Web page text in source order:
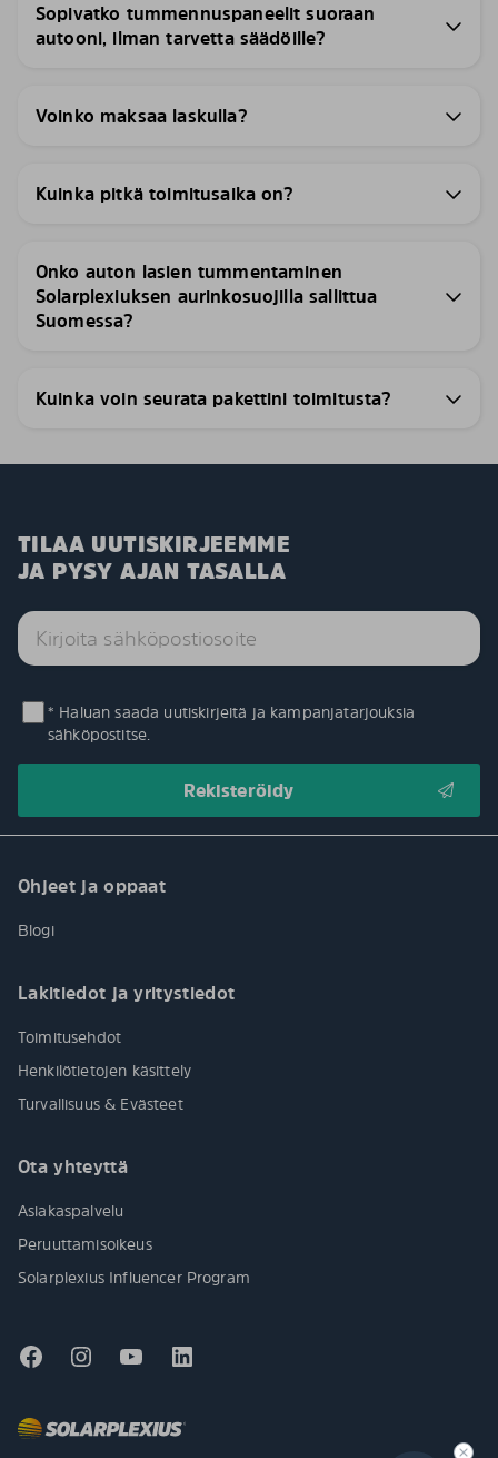
Sopivatko tummennuspaneelit suoraan
autooni, ilman tarvetta säädöille?
Voinko maksaa laskulla?
Kuinka pitkä toimitusaika on?
Onko auton lasien tummentaminen
Solarplexiuksen aurinkosuojilla sallittua
Suomessa?
Kuinka voin seurata pakettini toimitusta?
TILAA UUTISKIRJEEMME
JA PYSY AJAN TASALLA
* Haluan saada uutiskirjeitä ja kampanjatarjouksia
sähköpostitse.
Ohjeet ja oppaat
Blogi
Lakitiedot ja yritystiedot
Toimitusehdot
Henkilötietojen käsittely
Turvallisuus & Evästeet
Ota yhteyttä
Asiakaspalvelu
Peruuttamisoikeus
Solarplexius Influencer Program